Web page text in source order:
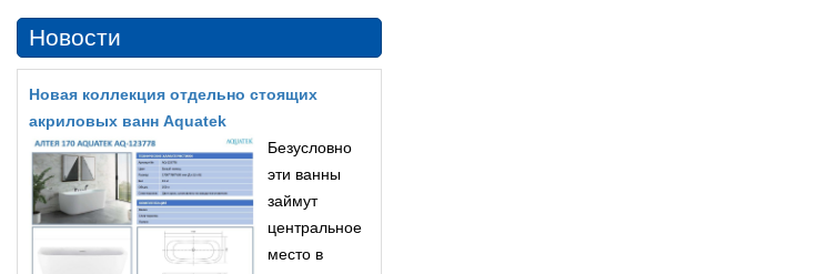
Новости
Новая коллекция отдельно стоящих
акриловых ванн Aquatek
Безусловно
эти ванны
займут
центральное
место в